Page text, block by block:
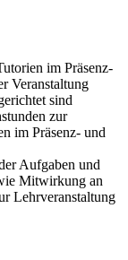
im Präsenz-
Veranstaltung
sind
zur
im Präsenz- und
Aufgaben und
Mitwirkung an
Lehrveranstaltung